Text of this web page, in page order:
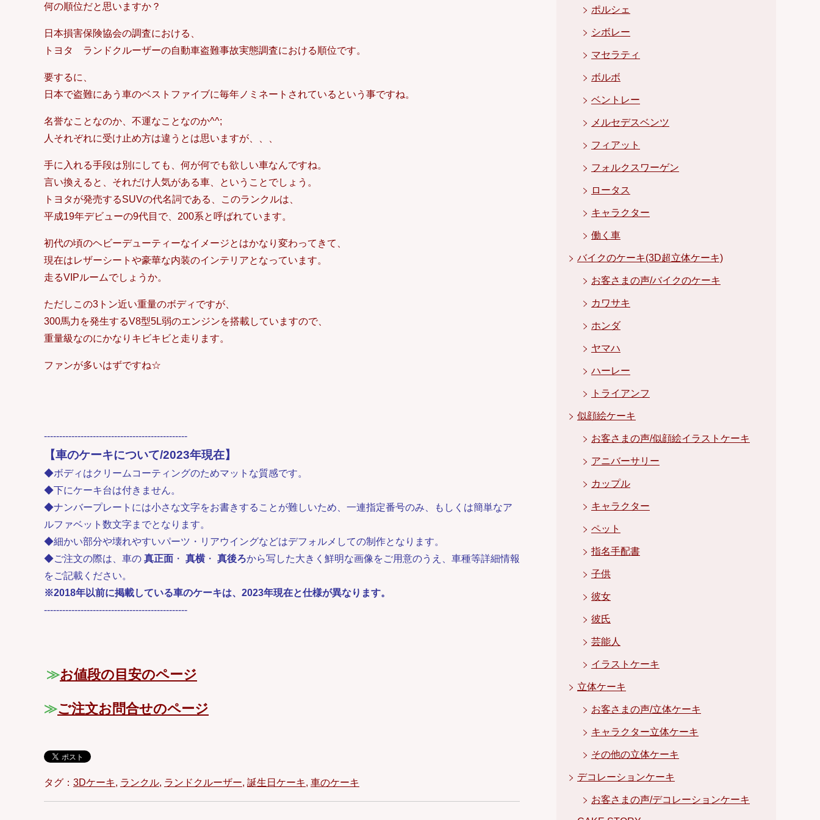
何の順位だと思いますか？
日本損害保険協会の調査における、
トヨタ ランドクルーザーの自動車盗難事故実態調査における順位です。
要するに、
日本で盗難にあう車のベストファイブに毎年ノミネートされているという事ですね。
名誉なことなのか、不運なことなのか^^;
人それぞれに受け止め方は違うとは思いますが、、、
手に入れる手段は別にしても、何が何でも欲しい車なんですね。
言い換えると、それだけ人気がある車、ということでしょう。
トヨタが発売するSUVの代名詞である、このランクルは、
平成19年デビューの9代目で、200系と呼ばれています。
初代の頃のヘビーデューティーなイメージとはかなり変わってきて、
現在はレザーシートや豪華な内装のインテリアとなっています。
走るVIPルームでしょうか。
ただしこの3トン近い重量のボディですが、
300馬力を発生するV8型5L弱のエンジンを搭載していますので、
重量級なのにかなりキビキビと走ります。
ファンが多いはずですね☆
-----------------------------------------------
【車のケーキについて/2023年現在】
◆ボディはクリームコーティングのためマットな質感です。
◆下にケーキ台は付きません。
◆ナンバープレートには小さな文字をお書きすることが難しいため、一連指定番号のみ、もしくは簡単なア
ルファベット数文字までとなります。
◆細かい部分や壊れやすいパーツ・リアウイングなどはデフォルメしての制作となります。
◆ご注文の際は、車の 真正面 ・ 真横・ 真後ろから写した大きく鮮明な画像をご用意のうえ、車種等詳細情報
をご記載ください。
※2018年以前に掲載している車のケーキは、2023年現在と仕様が異なります。
-----------------------------------------------
≫お値段の目安のページ
≫ご注文お問合せのページ
タグ： 3Dケーキ, ランクル, ランドクルーザー, 誕生日ケーキ, 車のケーキ
ポルシェ
シボレー
マセラティ
ボルボ
ベントレー
メルセデスベンツ
フィアット
フォルクスワーゲン
ロータス
キャラクター
働く車
バイクのケーキ(3D超立体ケーキ)
お客さまの声/バイクのケーキ
カワサキ
ホンダ
ヤマハ
ハーレー
トライアンフ
似顔絵ケーキ
お客さまの声/似顔絵イラストケーキ
アニバーサリー
カップル
キャラクター
ペット
指名手配書
子供
彼女
彼氏
芸能人
イラストケーキ
立体ケーキ
お客さまの声/立体ケーキ
キャラクター立体ケーキ
その他の立体ケーキ
デコレーションケーキ
お客さまの声/デコレーションケーキ